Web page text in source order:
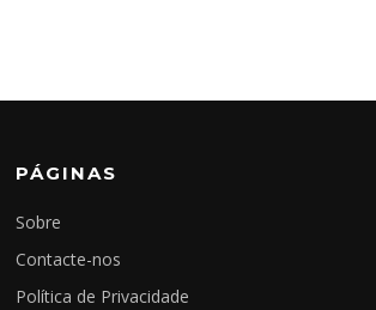
PÁGINAS
Sobre
Contacte-nos
Política de Privacidade